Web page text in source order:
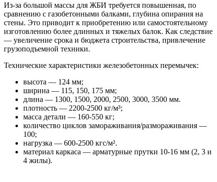
Из-за большой массы для ЖБИ требуется повышенная, по
сравнению с газобетонными балками, глубина опирания на
стены. Это приводит к приобретению или самостоятельному
изготовлению более длинных и тяжелых балок. Как следствие
— увеличение срока и бюджета строительства, привлечение
грузоподъемной техники.
Технические характеристики железобетонных перемычек:
высота — 124 мм;
ширина — 115, 150, 175 мм;
длина — 1300, 1500, 2000, 2500, 3000, 3500 мм.
плотность — 2200-2500 кг/м³;
масса детали — 160-550 кг;
количество циклов замораживания/размораживания —
100;
нагрузка — 600-2500 кгс/м².
материал каркаса — арматурные прутки 10-16 мм (2, 3 и
4 жилы).